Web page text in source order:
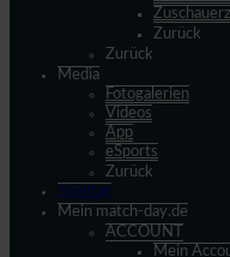
Zurück
Zurück
Media
Fotogalerien
Videos
App
eSports
Zurück
Spieltag
Mein match-day.de
ACCOUNT
Mein